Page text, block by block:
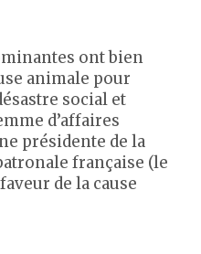
ont bien
animale pour
social et
d’affaires
présidente de la
française (le
de la cause